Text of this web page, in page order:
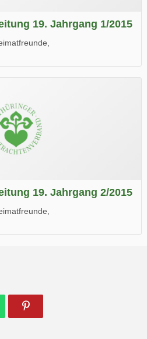
19. Jahrgang 1/2015
beim Lesen.
19. Jahrgang 2/2015